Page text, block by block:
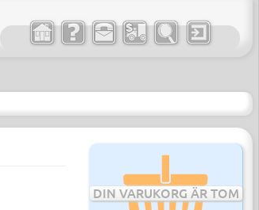
DIN VARUKORG ÄR TOM